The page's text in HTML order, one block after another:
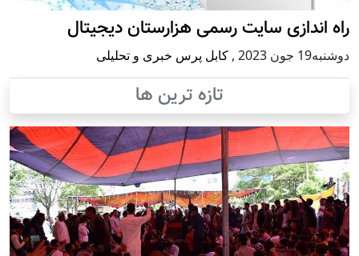
راه اندازی سایت رسمی هزارستان دیجیتال
دوشنبه19 جون 2023 , کابل پرس خبری و تحلیلی
تازه ترین ها